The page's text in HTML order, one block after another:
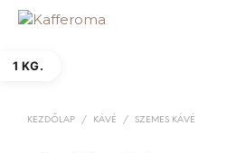
1 KG.
KEZDŐLAP / KÁVÉ / SZEMES KÁVÉ